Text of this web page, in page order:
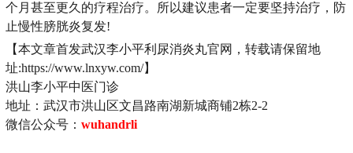
个月甚至更久的疗程治疗。所以建议患者一定要坚持治疗，防
止慢性膀胱炎复发!
【本文章首发武汉李小平利尿消炎丸官网，转载请保留地
址:https://www.lnxyw.com/】
洪山李小平中医门诊
地址：武汉市洪山区文昌路南湖新城商铺2栋2-2
微信公众号： wuhandrli